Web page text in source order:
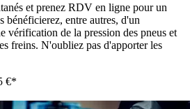
et prenez RDV en ligne pour un
bénéficierez, entre autres, d'un
vérification de la pression des pneus et
freins. N'oubliez pas d'apporter les
€*